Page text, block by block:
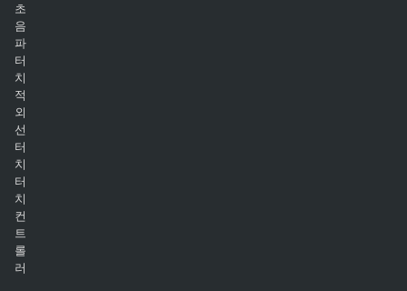
초
음
파
터
치
적
외
선
터
치
터
치
컨
트
롤
러